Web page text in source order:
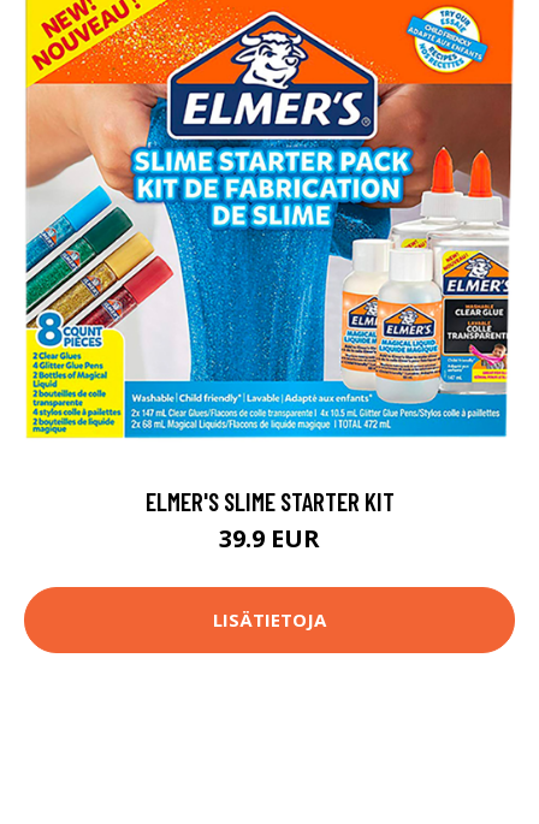
ELMER'S SLIME STARTER KIT
39.9 EUR
LISÄTIETOJA